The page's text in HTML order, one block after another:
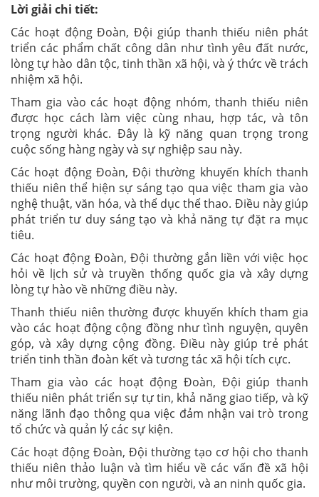
Lời giải chi tiết:
Các hoạt động Đoàn, Đội giúp thanh thiếu niên phát
triển các phẩm chất công dân như tình yêu đất nước,
lòng tự hào dân tộc, tinh thần xã hội, và ý thức về trách
nhiệm xã hội.
Tham gia vào các hoạt động nhóm, thanh thiếu niên
được học cách làm việc cùng nhau, hợp tác, và tôn
trọng người khác. Đây là kỹ năng quan trọng trong
cuộc sống hàng ngày và sự nghiệp sau này.
Các hoạt động Đoàn, Đội thường khuyến khích thanh
thiếu niên thể hiện sự sáng tạo qua việc tham gia vào
nghệ thuật, văn hóa, và thể dục thể thao. Điều này giúp
phát triển tư duy sáng tạo và khả năng tự đặt ra mục
tiêu.
Các hoạt động Đoàn, Đội thường gắn liền với việc học
hỏi về lịch sử và truyền thống quốc gia và xây dựng
lòng tự hào về những điều này.
Thanh thiếu niên thường được khuyến khích tham gia
vào các hoạt động cộng đồng như tình nguyện, quyên
góp, và xây dựng cộng đồng. Điều này giúp trẻ phát
triển tinh thần đoàn kết và tương tác xã hội tích cực.
Tham gia vào các hoạt động Đoàn, Đội giúp thanh
thiếu niên phát triển sự tự tin, khả năng giao tiếp, và kỹ
năng lãnh đạo thông qua việc đảm nhận vai trò trong
tổ chức và quản lý các sự kiện.
Các hoạt động Đoàn, Đội thường tạo cơ hội cho thanh
thiếu niên thảo luận và tìm hiểu về các vấn đề xã hội
như môi trường, quyền con người, và an ninh quốc gia.